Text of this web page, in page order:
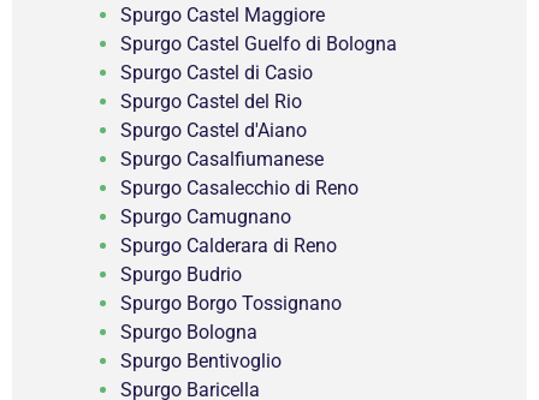
Spurgo Castel Maggiore
Spurgo Castel Guelfo di Bologna
Spurgo Castel di Casio
Spurgo Castel del Rio
Spurgo Castel d'Aiano
Spurgo Casalfiumanese
Spurgo Casalecchio di Reno
Spurgo Camugnano
Spurgo Calderara di Reno
Spurgo Budrio
Spurgo Borgo Tossignano
Spurgo Bologna
Spurgo Bentivoglio
Spurgo Baricella